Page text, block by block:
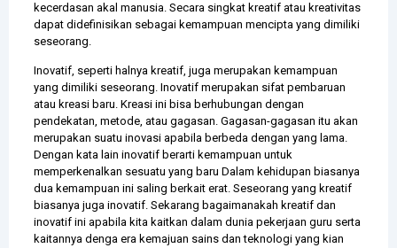
kecerdasan akal manusia. Secara singkat kreatif atau kreativitas
dapat didefinisikan sebagai kemampuan mencipta yang dimiliki
seseorang.
Inovatif, seperti halnya kreatif, juga merupakan kemampuan
yang dimiliki seseorang. Inovatif merupakan sifat pembaruan
atau kreasi baru. Kreasi ini bisa berhubungan dengan
pendekatan, metode, atau gagasan. Gagasan-gagasan itu akan
merupakan suatu inovasi apabila berbeda dengan yang lama.
Dengan kata lain inovatif berarti kemampuan untuk
memperkenalkan sesuatu yang baru Dalam kehidupan biasanya
dua kemampuan ini saling berkait erat. Seseorang yang kreatif
biasanya juga inovatif. Sekarang bagaimanakah kreatif dan
inovatif ini apabila kita kaitkan dalam dunia pekerjaan guru serta
kaitannya denga era kemajuan sains dan teknologi yang kian